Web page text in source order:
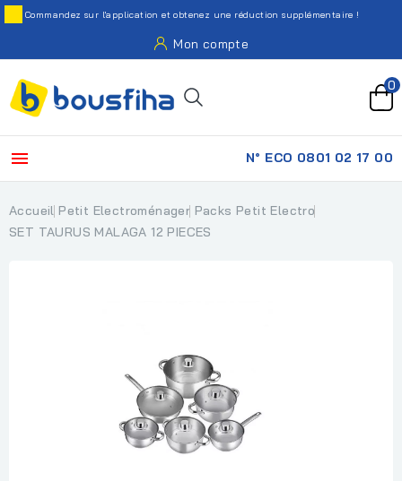
Commandez sur l'application et obtenez une réduction supplémentaire !
Mon compte
0
 N° ECO 0801 02 17 00
Accueil Petit Electroménager Packs Petit Electro
SET TAURUS MALAGA 12 PIECES